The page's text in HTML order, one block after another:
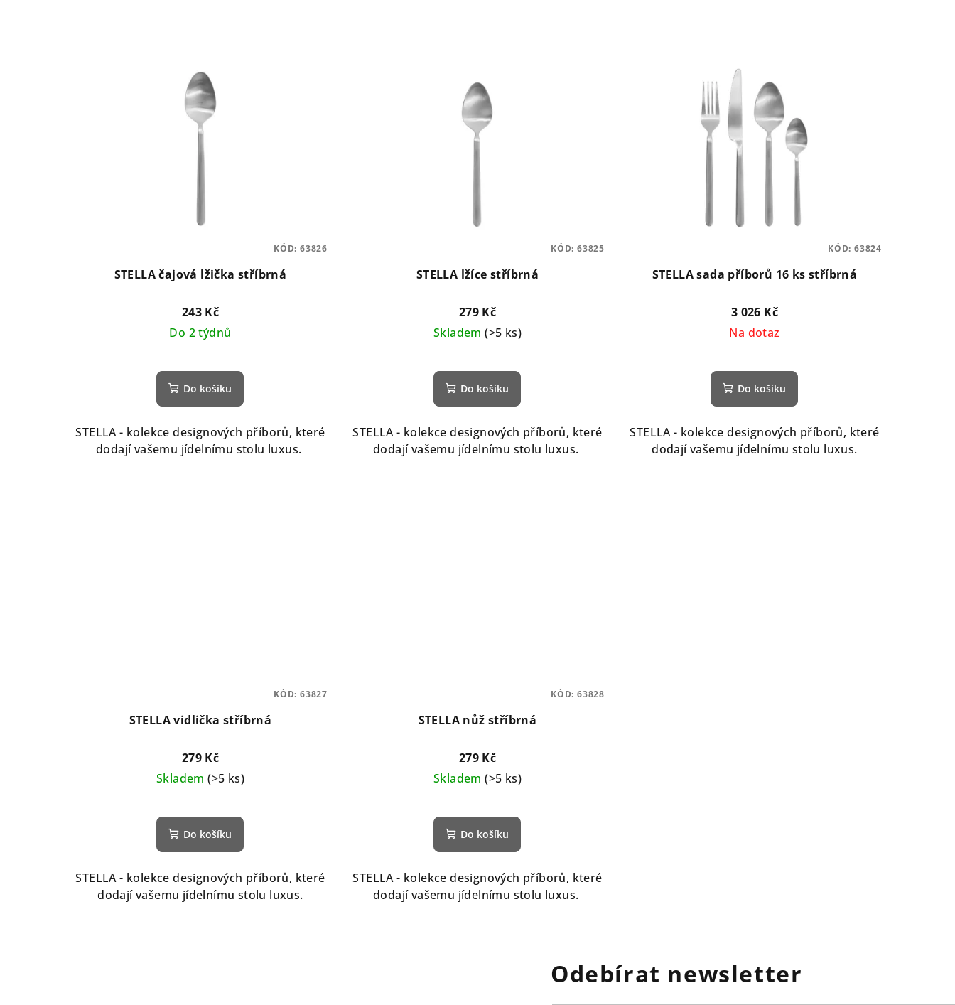
STELLA čajová lžička stříbrná
243 Kč
Do 2 týdnů
Do košíku
STELLA - kolekce designových příborů, které
dodají vašemu jídelnímu stolu luxus.
KÓD: 63826
STELLA lžíce stříbrná
279 Kč
Skladem(>5 ks)
Do košíku
STELLA - kolekce designových příborů, které
dodají vašemu jídelnímu stolu luxus.
KÓD: 63825
STELLA sada příborů 16 ks stříbrná
3 026 Kč
Na dotaz
Do košíku
STELLA - kolekce designových příborů, které
dodají vašemu jídelnímu stolu luxus.
KÓD: 63824
STELLA vidlička stříbrná
279 Kč
Skladem(>5 ks)
Do košíku
STELLA - kolekce designových příborů, které
dodají vašemu jídelnímu stolu luxus.
KÓD: 63827
STELLA nůž stříbrná
279 Kč
Skladem(>5 ks)
Do košíku
STELLA - kolekce designových příborů, které
dodají vašemu jídelnímu stolu luxus.
KÓD: 63828
Odebírat newsletter